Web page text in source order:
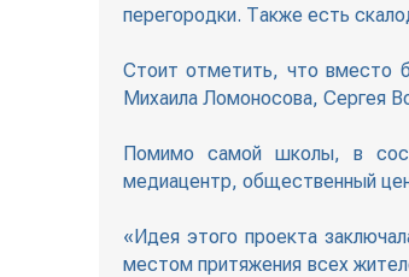
перегородки. Также есть
Стоит отметить, что вместо
Михаила Ломоносова, Сергея
Помимо самой школы, в
медиацентр, общественный
«Идея этого проекта
местом притяжения всех